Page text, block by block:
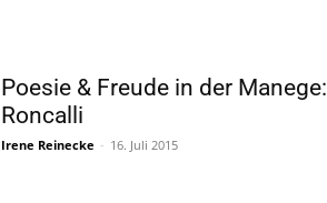
Poesie & Freude in der Manege:
Roncalli
Irene Reinecke - 16. Juli 2015